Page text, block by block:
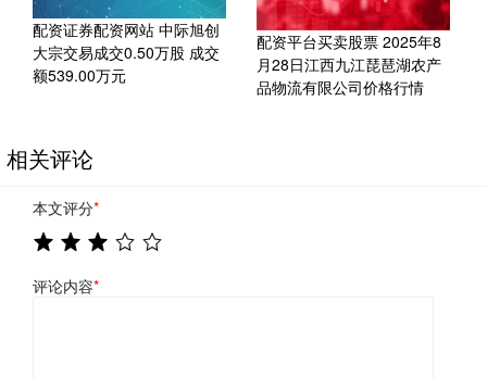
配资证券配资网站 中际旭创
大宗交易成交0.50万股 成交
额539.00万元
配资平台买卖股票 2025年8
月28日江西九江琵琶湖农产
品物流有限公司价格行情
相关评论
本文评分*
评论内容*